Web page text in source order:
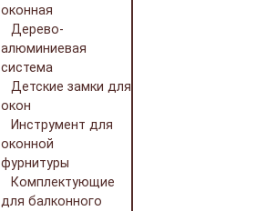
оконная
Дерево-
алюминиевая
система
Детские замки для
окон
Инструмент для
оконной
фурнитуры
Комплектующие
для балконного